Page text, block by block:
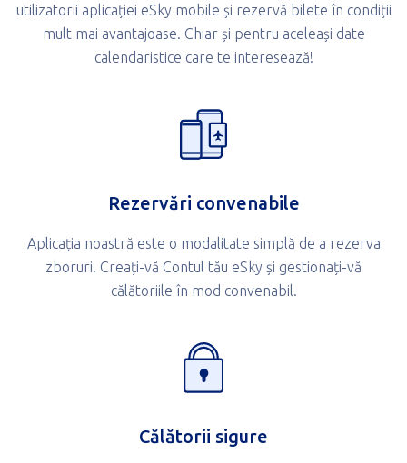
utilizatorii aplicației eSky mobile și rezervă bilete în condiții
mult mai avantajoase. Chiar și pentru aceleași date
calendaristice care te interesează!
Rezervări convenabile
Aplicația noastră este o modalitate simplă de a rezerva
zboruri. Creați-vă Contul tău eSky și gestionați-vă
călătoriile în mod convenabil.
Călătorii sigure